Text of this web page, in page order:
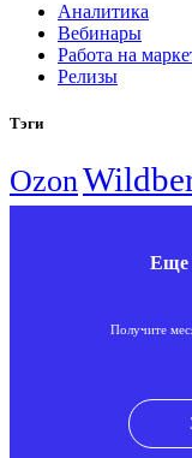
Аналитика
Вебинары
Работа на
Релизы
Тэги
Ozon
Еще
Получите